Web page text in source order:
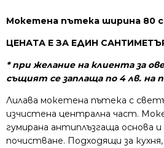
Мокетена пътека ширина 80
ЦЕНАТА Е ЗА ЕДИН
* при желание на клиента за
същият се заплаща по 4 лв. на
Лилава мокетена пътека с
изчистена централна част.
гумирана антиплъзгаща основа и
почистване. Подходящи за